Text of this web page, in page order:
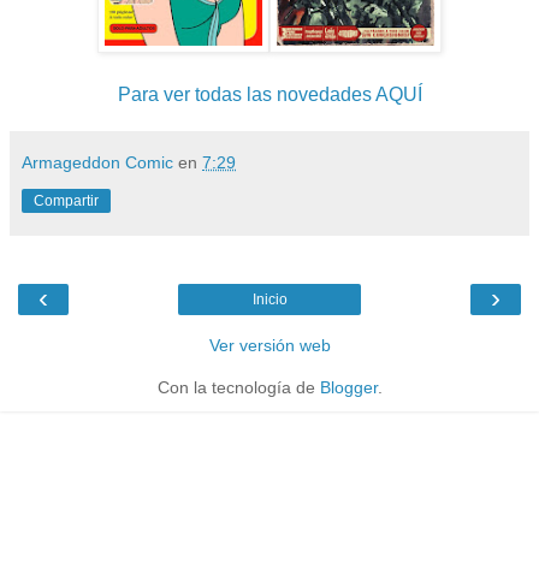
Para ver todas las novedades AQUÍ
Armageddon Comic en 7:29
Compartir
‹ ›
Inicio
Ver versión web
Con la tecnología de Blogger.